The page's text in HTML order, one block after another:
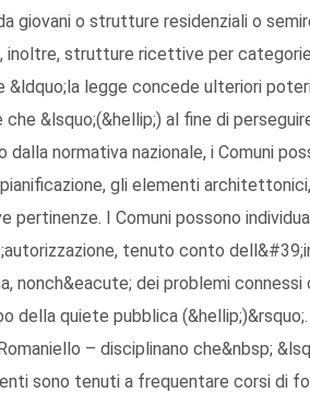
o strutture residenziali o
inoltre, strutture ricettive per
&ldquo;la legge concede ulteriori
&lsquo;(&hellip;) al fine di
normativa nazionale, i Comuni
gli elementi
I Comuni possono
tenuto conto
nonch&eacute; dei problemi connessi
della quiete pubblica
– disciplinano che&nbsp;
sono tenuti a frequentare corsi di